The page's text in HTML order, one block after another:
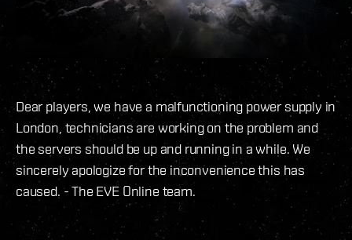
Dear players, we have a malfunctioning power supply in
London, technicians are working on the problem and
the servers should be up and running in a while. We
sincerely apologize for the inconvenience this has
caused. - The EVE Online team.